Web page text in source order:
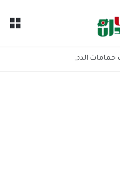
الدم في السودان